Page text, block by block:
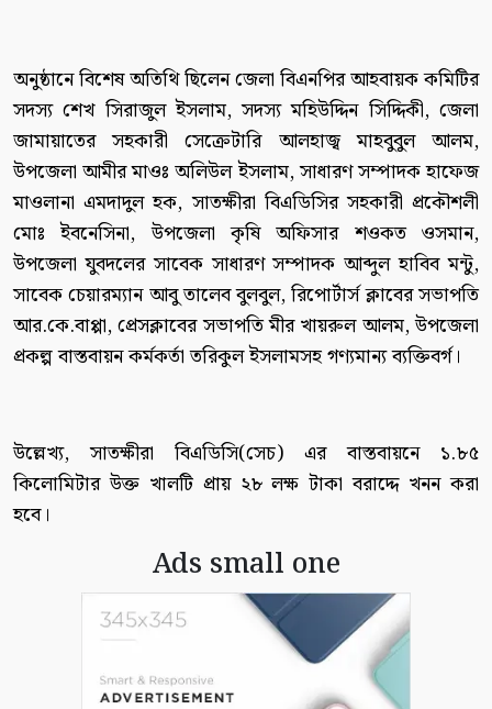
অনুষ্ঠানে বিশেষ অতিথি ছিলেন জেলা বিএনপির আহবায়ক কমিটির
সদস্য শেখ সিরাজুল ইসলাম, সদস্য মহিউদ্দিন সিদ্দিকী, জেলা
জামায়াতের সহকারী সেক্রেটারি আলহাজ্ব মাহবুবুল আলম,
উপজেলা আমীর মাওঃ অলিউল ইসলাম, সাধারণ সম্পাদক হাফেজ
মাওলানা এমদাদুল হক, সাতক্ষীরা বিএডিসির সহকারী প্রকৌশলী
মোঃ ইবনেসিনা, উপজেলা কৃষি অফিসার শওকত ওসমান,
উপজেলা যুবদলের সাবেক সাধারণ সম্পাদক আব্দুল হাবিব মন্টু,
সাবেক চেয়ারম্যান আবু তালেব বুলবুল, রিপোর্টার্স ক্লাবের সভাপতি
আর.কে.বাপ্পা, প্রেসক্লাবের সভাপতি মীর খায়রুল আলম, উপজেলা
প্রকল্প বাস্তবায়ন কর্মকর্তা তরিকুল ইসলামসহ গণ্যমান্য ব্যক্তিবর্গ।
উল্লেখ্য, সাতক্ষীরা বিএডিসি(সেচ) এর বাস্তবায়নে ১.৮৫
কিলোমিটার উক্ত খালটি প্রায় ২৮ লক্ষ টাকা বরাদ্দে খনন করা
হবে।
Ads small one